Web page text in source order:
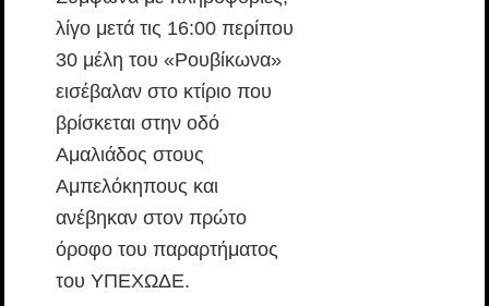
λίγο μετά τις 16:00 περίπου
30 μέλη του «Ρουβίκωνα»
εισέβαλαν στο κτίριο που
βρίσκεται στην οδό
Αμαλιάδος στους
Αμπελόκηπους και
ανέβηκαν στον πρώτο
όροφο του παραρτήματος
του ΥΠΕΧΩΔΕ.